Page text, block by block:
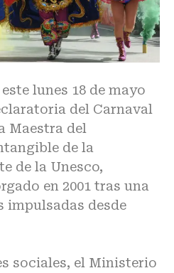
lunes 18 de mayo
del Carnaval
Maestra del
de la
de la Unesco,
en 2001 tras una
impulsadas desde
sociales, el Ministerio